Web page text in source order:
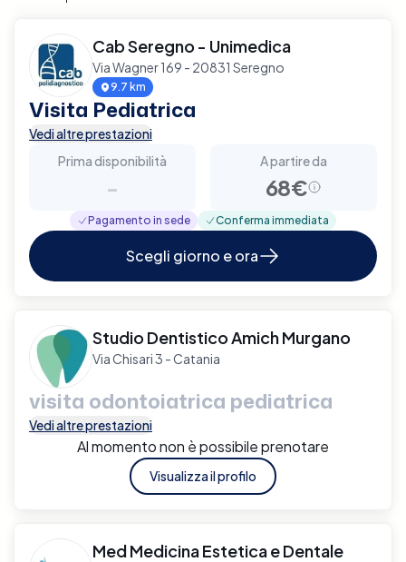
Cab Seregno - Unimedica
Via Wagner 169 - 20831 Seregno
9.7 km
Visita Pediatrica
Vedi altre prestazioni
Prima disponibilità
-
A partire da
68€
Pagamento in sede Conferma immediata
Scegli giorno e ora
Studio Dentistico Amich Murgano
Via Chisari 3 - Catania
visita odontoiatrica pediatrica
Vedi altre prestazioni
Al momento non è possibile prenotare
Visualizza il profilo
Med Medicina Estetica e Dentale